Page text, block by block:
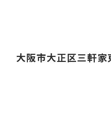
大阪市大正区三軒